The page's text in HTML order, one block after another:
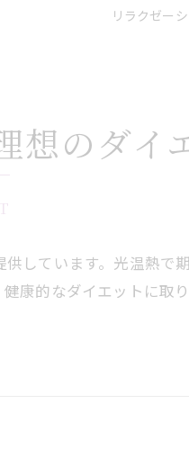
リラクゼー
想のダイ
しています。光温熱で
康的なダイエットに取